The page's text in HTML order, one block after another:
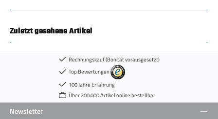
Zuletzt gesehene Artikel
Rechnungskauf (Bonität vorausgesetzt)
Top Bewertungen
100 Jahre Erfahrung
Über 200.000 Artikel online bestellbar
Newsletter